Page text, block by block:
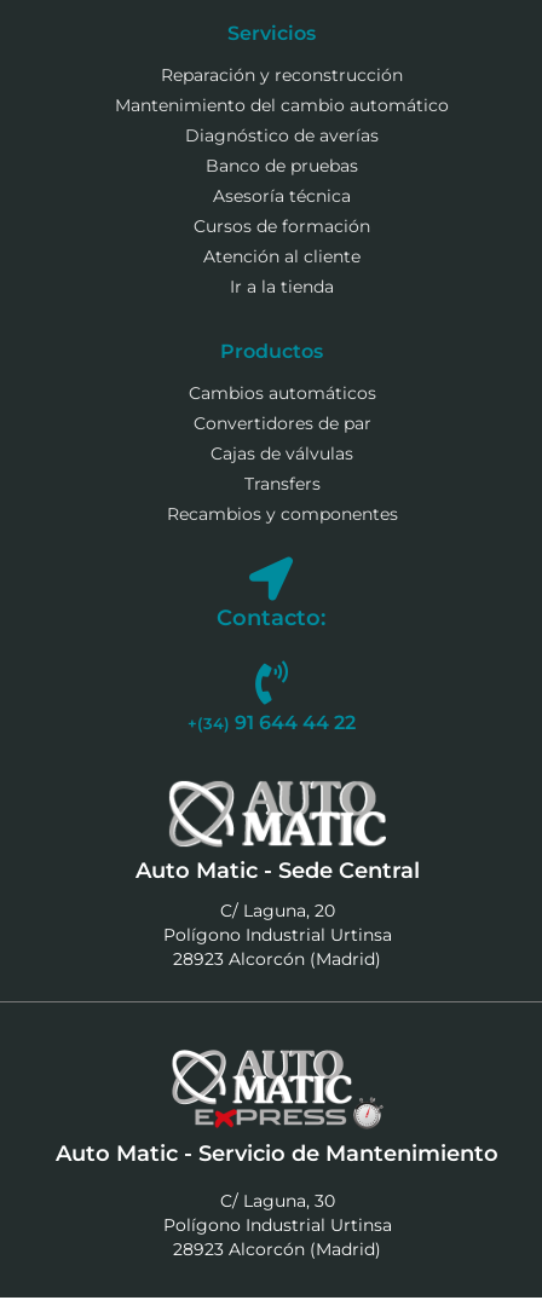
Servicios
Reparación y reconstrucción
Mantenimiento del cambio automático
Diagnóstico de averías
Banco de pruebas
Asesoría técnica
Cursos de formación
Atención al cliente
Ir a la tienda
Productos
Cambios automáticos
Convertidores de par
Cajas de válvulas
Transfers
Recambios y componentes
Contacto:
+(34) 91 644 44 22
Auto Matic - Sede Central
C/ Laguna, 20
Polígono Industrial Urtinsa
28923 Alcorcón (Madrid)
Auto Matic - Servicio de Mantenimiento
C/ Laguna, 30
Polígono Industrial Urtinsa
28923 Alcorcón (Madrid)